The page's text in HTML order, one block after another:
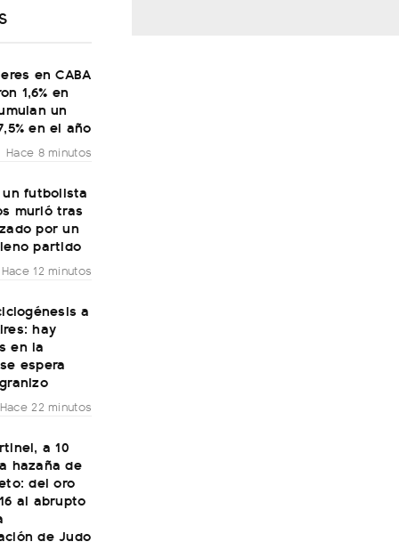
en CABA
1,6% en
un
en el año
Hace 8 minutos
un futbolista
murió tras
por un
partido
Hace 12 minutos
a
hay
en la
espera
Hace 22 minutos
a 10
hazaña de
del oro
al abrupto
de Judo